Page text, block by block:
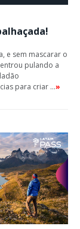
e sem mascarar o
pulando a
para criar …»